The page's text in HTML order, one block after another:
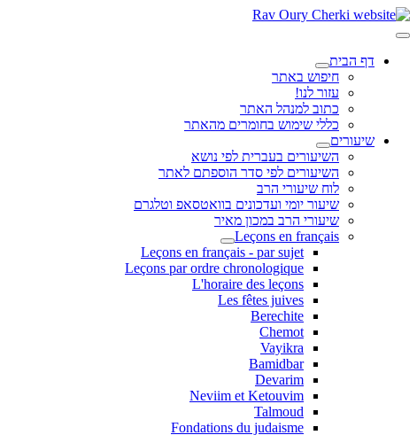
דף הבית
חיפוש באתר
עזור לנו!
כתוב למנהל האתר
כללי שימוש בחומרים מהאתר
שיעורים
השיעורים בעברית לפי נושא
השיעורים לפי סדר הוספתם לאתר
לוח שיעורי הרב
שיעור יומי ועדכונים בוואטסאפ וטלגרם
שיעורי הרב במכון מאיר
Leçons en français
Leçons en français - par sujet
Leçons par ordre chronologique
L'horaire des leçons
Les fêtes juives
Berechite
Chemot
Vayikra
Bamidbar
Devarim
Neviim et Ketouvim
Talmoud
Fondations du judaisme